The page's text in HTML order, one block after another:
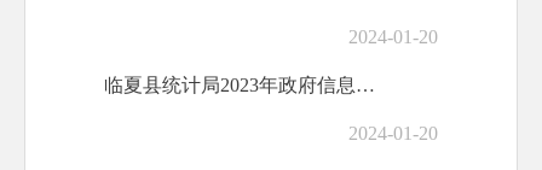
2024-01-20
临夏县统计局2023年政府信息公开工作年...
2024-01-20